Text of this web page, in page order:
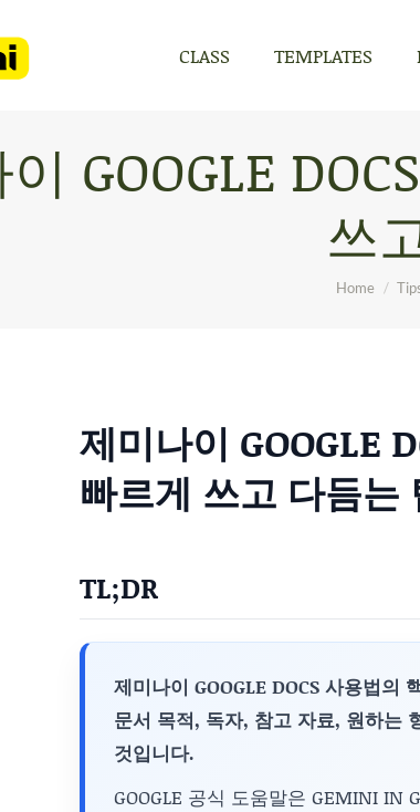
CLASS TEMPLATES
GOOGLE
쓰
You are
Home
제미나이 GOOGLE
빠르게 쓰고 다듬는
TL;DR
제미나이 GOOGLE DOCS 사용법
문서 목적, 독자, 참고 자료, 원하는
것입니다.
GOOGLE 공식 도움말은 GEMINI IN